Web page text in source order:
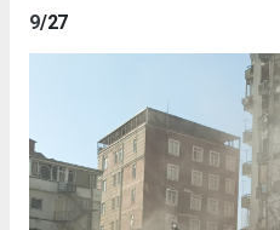
9/27